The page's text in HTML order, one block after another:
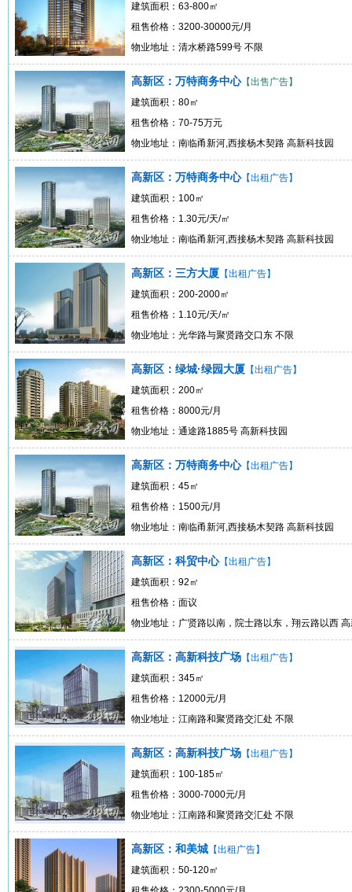
建筑面积：63-800㎡
租售价格：3200-30000元/月
物业地址：清水桥路599号 不限
高新区：万特商务中心【出售广告】
建筑面积：80㎡
租售价格：70-75万元
物业地址：南临甬新河,西接杨木契路 高新科技园
高新区：万特商务中心【出租广告】
建筑面积：100㎡
租售价格：1.30元/天/㎡
物业地址：南临甬新河,西接杨木契路 高新科技园
高新区：三方大厦 【出租广告】
建筑面积：200-2000㎡
租售价格：1.10元/天/㎡
物业地址：光华路与聚贤路交口东 不限
高新区：绿城·绿园大厦 【出租广告】
建筑面积：200㎡
租售价格：8000元/月
物业地址：通途路1885号 高新科技园
高新区：万特商务中心【出租广告】
建筑面积：45㎡
租售价格：1500元/月
物业地址：南临甬新河,西接杨木契路 高新科技园
高新区：科贸中心【出租广告】
建筑面积：92㎡
租售价格：面议
物业地址：广贤路以南，院士路以东，翔云路以西
高新区：高新科技广场 【出租广告】
建筑面积：345㎡
租售价格：12000元/月
物业地址：江南路和聚贤路交汇处 不限
高新区：高新科技广场 【出租广告】
建筑面积：100-185㎡
租售价格：3000-7000元/月
物业地址：江南路和聚贤路交汇处 不限
高新区：和美城 【出租广告】
建筑面积：50-120㎡